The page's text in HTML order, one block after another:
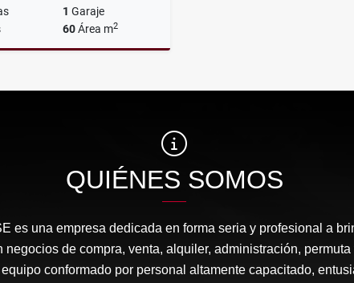
1 Garaje
60Área m2
$2.700.000
QUIÉNES SOMOS
es una empresa dedicada en forma seria y profesional a
negocios de compra, venta, alquiler, administración,
conformado por personal altamente capacitado,